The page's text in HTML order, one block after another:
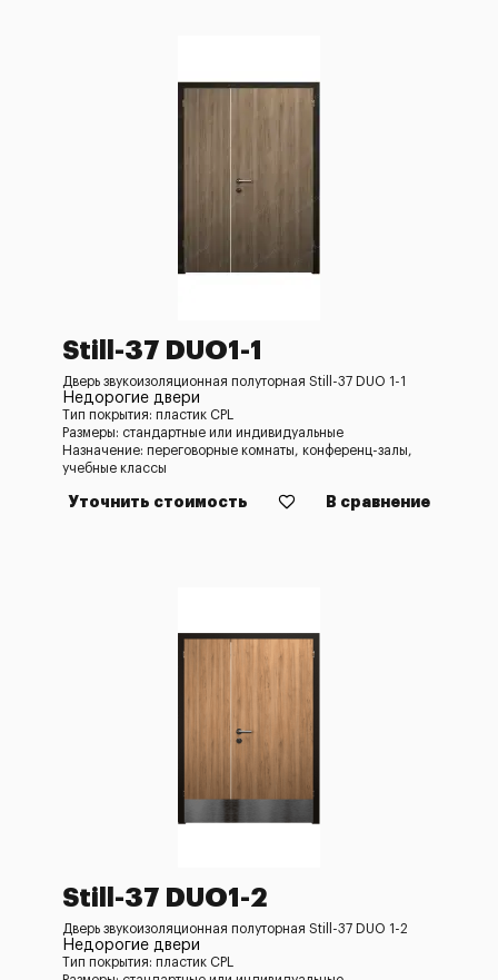
Still-37 DUO1-1
Дверь звукоизоляционная полуторная Still-37 DUO 1-1
Недорогие двери
Тип покрытия: пластик CPL
Размеры: стандартные или индивидуальные
Назначение: переговорные комнаты, конференц-залы,
учебные классы
Уточнить стоимость В сравнение
Still-37 DUO1-2
Дверь звукоизоляционная полуторная Still-37 DUO 1-2
Недорогие двери
Тип покрытия: пластик CPL